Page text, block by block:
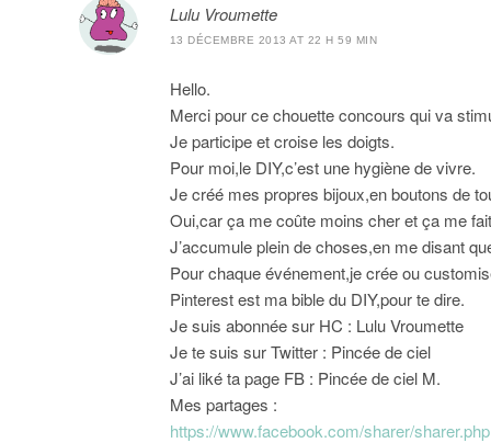
Lulu Vroumette
13 DÉCEMBRE 2013 AT 22 H 59 MIN
Hello.
Merci pour ce chouette concours qui va
Je participe et croise les doigts.
Pour moi,le DIY,c’est une hygiène de vivre.
Je créé mes propres bijoux,en boutons de
Oui,car ça me coûte moins cher et ça me
J’accumule plein de choses,en me disant
Pour chaque événement,je crée ou
Pinterest est ma bible du DIY,pour te dire.
Je suis abonnée sur HC : Lulu Vroumette
Je te suis sur Twitter : Pincée de ciel
J’ai liké ta page FB : Pincée de ciel M.
Mes partages :
https://www.facebook.com/sharer/